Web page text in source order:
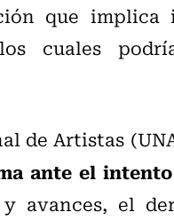
que
cuales
de Artistas
ante el
y avances, el